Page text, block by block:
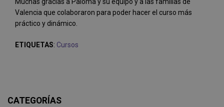
Valencia que colaboraron para poder hacer el curso más
práctico y dinámico.
ETIQUETAS: Cursos
CATEGORÍAS